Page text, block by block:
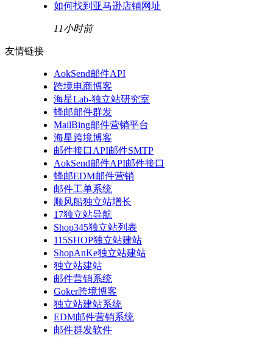
如何找到亚马逊店铺网址
11小时前
友情链接
AokSend邮件API
跨境电商博客
海星Lab-独立站研究室
蜂邮邮件群发
MailBing邮件营销平台
海星跨境博客
邮件接口API邮件SMTP
AokSend邮件API邮件接口
蜂邮EDM邮件营销
邮件工单系统
顺风船独立站增长
17独立站导航
Shop345独立站列表
115SHOP独立站建站
ShopAnKe独立站建站
独立站建站
邮件营销系统
Goker跨境博客
独立站建站系统
EDM邮件营销系统
邮件群发软件